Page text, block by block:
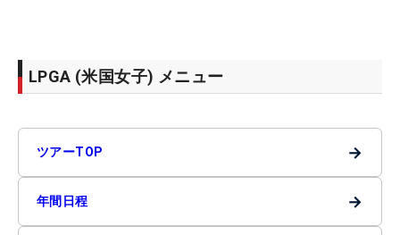
LPGA (米国女子) メニュー
ツアーTOP →
年間日程 →